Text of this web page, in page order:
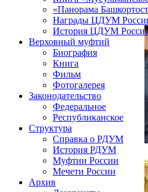
«Панорама
Награды ЦДУМ
История ЦДУМ
Верховный муфтий
Биография
Книга
Фильм
Фотогалерея
Законодательство
Федеральное
Республиканское
Структура
Справка о РДУМ
История РДУМ
Муфтии России
Мечети России
Архив